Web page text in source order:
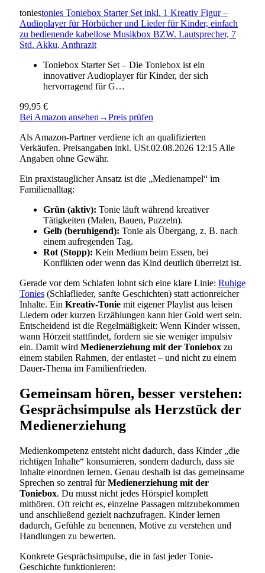
toniestonies Toniebox Starter Set inkl. 1 Kreativ Figur –
Audioplayer für Hörbücher und Lieder für Kinder, einfach
zu bedienende kabellose Musikbox BZW. Lautsprecher, 7
Std. Akku, Anthrazit
Toniebox Starter Set – Die Toniebox ist ein
innovativer Audioplayer für Kinder, der sich
hervorragend für G…
99,95 €
Bei Amazon ansehen →Preis prüfen
Als Amazon-Partner verdiene ich an qualifizierten
Verkäufen. Preisangaben inkl. USt.02.08.2026 12:15 Alle
Angaben ohne Gewähr.
Ein praxistauglicher Ansatz ist die „Medienampel“ im
Familienalltag:
Grün (aktiv): Tonie läuft während kreativer
Tätigkeiten (Malen, Bauen, Puzzeln).
Gelb (beruhigend): Tonie als Übergang, z. B. nach
einem aufregenden Tag.
Rot (Stopp): Kein Medium beim Essen, bei
Konflikten oder wenn das Kind deutlich überreizt ist.
Gerade vor dem Schlafen lohnt sich eine klare Linie: Ruhige
Tonies (Schlaflieder, sanfte Geschichten) statt actionreicher
Inhalte. Ein Kreativ-Tonie mit eigener Playlist aus leisen
Liedern oder kurzen Erzählungen kann hier Gold wert sein.
Entscheidend ist die Regelmäßigkeit: Wenn Kinder wissen,
wann Hörzeit stattfindet, fordern sie sie weniger impulsiv
ein. Damit wird Medienerziehung mit der Toniebox zu
einem stabilen Rahmen, der entlastet – und nicht zu einem
Dauer-Thema im Familienfrieden.
Gemeinsam hören, besser verstehen:
Gesprächsimpulse als Herzstück der
Medienerziehung
Medienkompetenz entsteht nicht dadurch, dass Kinder „die
richtigen Inhalte“ konsumieren, sondern dadurch, dass sie
Inhalte einordnen lernen. Genau deshalb ist das gemeinsame
Sprechen so zentral fürMedienerziehung mit der
Toniebox. Du musst nicht jedes Hörspiel komplett
mithören. Oft reicht es, einzelne Passagen mitzubekommen
und anschließend gezielt nachzufragen. Kinder lernen
dadurch, Gefühle zu benennen, Motive zu verstehen und
Handlungen zu bewerten.
Konkrete Gesprächsimpulse, die in fast jeder Tonie-
Geschichte funktionieren: